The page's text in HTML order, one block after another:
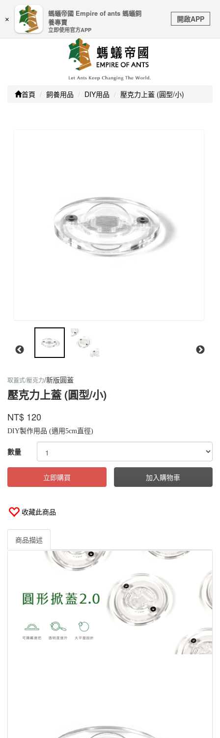
嚴防詐騙｜本公司不會透過任何名義要求核對購物資訊、
銀行帳戶或信用卡等個人資訊，如接到請立即掛斷或撥打
Toggle
navigation
首頁 飼養用品 DIY用品 壓克力上蓋 (圓型/小)
取蓋式/壓克力/新版圓蓋
壓克力上蓋 (圓型/小)
商品代號 SYETDYRC
SYETDYRC
品牌
螞
帝
國
NT$ 120
DIY製作用品 (適用5cm直徑)
GOODS000000000000000000083
數量
立即購買 加入購物車
收藏此商品
商品描述
×
螞蟻帝國 Empire of ants 螞蟻飼
養專賣
立即使用官方APP
開啟APP